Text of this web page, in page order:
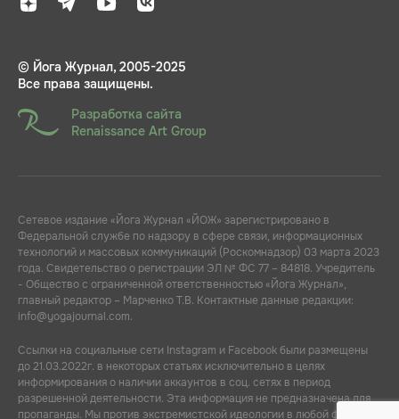
© Йога Журнал, 2005-2025
Все права защищены.
Разработка сайта
Renaissance Art Group
Сетевое издание «Йога Журнал «ЙОЖ» зарегистрировано в
Федеральной службе по надзору в сфере связи, информационных
технологий и массовых коммуникаций (Роскомнадзор) 03 марта 2023
года. Свидетельство о регистрации ЭЛ № ФС 77 – 84818. Учредитель
- Общество с ограниченной ответственностью «Йога Журнал»,
главный редактор – Марченко Т.В. Контактные данные редакции:
info@yogajournal.com.
Ссылки на социальные сети Instagram и Facebook были размещены
до 21.03.2022г. в некоторых статьях исключительно в целях
информирования о наличии аккаунтов в соц. сетях в период
разрешенной деятельности. Эта информация не предназначена для
пропаганды. Мы против экстремистской идеологии в любой форме.